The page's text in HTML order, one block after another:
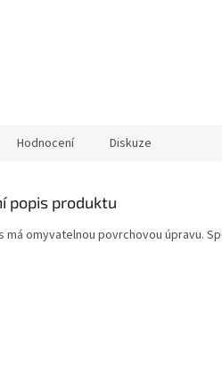
Hodnocení Diskuze
popis produktu
má omyvatelnou povrchovou úpravu.